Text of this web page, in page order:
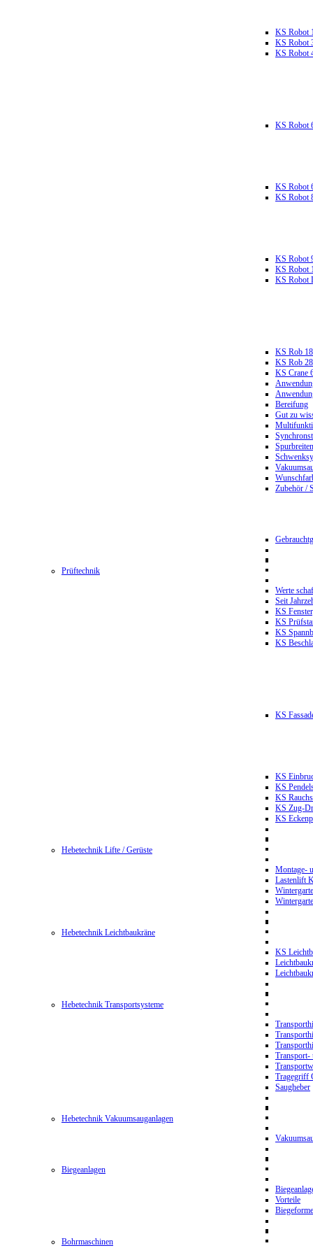
KS Robot
KS Robot
KS Robot
KS Robot
KS Robot
KS Robot
KS Robot
KS Robot
KS Robot
KS Rob
KS Rob
KS Crane
Bereifung
Gut zu
Zubehör /
Prüftechnik
Werte
Seit
KS
KS
KS
KS
KS
KS
KS
KS
KS Zug-
KS
Hebetechnik Lifte / Gerüste
Montage-
Lastenlift
Hebetechnik Leichtbaukräne
KS
Hebetechnik Transportsysteme
Transport-
Tragegriff
Saugheber
Hebetechnik Vakuumsauganlagen
Biegeanlagen
Vorteile
Bohrmaschinen